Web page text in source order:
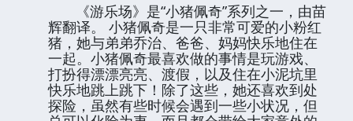
《游乐场》是“小猪佩奇”系列之一，由苗
辉翻译。 小猪佩奇是一只非常可爱的小粉红
猪，她与弟弟乔治、爸爸、妈妈快乐地住在
一起。小猪佩奇最喜欢做的事情是玩游戏、
打扮得漂漂亮亮、渡假，以及住在小泥坑里
快乐地跳上跳下！除了这些，她还喜欢到处
探险，虽然有些时候会遇到一些小状况，但